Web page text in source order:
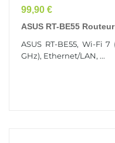
Prix
99,90 €
ASUS RT-BE55
ASUS RT-BE55, Wi-Fi
GHz), Ethernet/LAN, ...